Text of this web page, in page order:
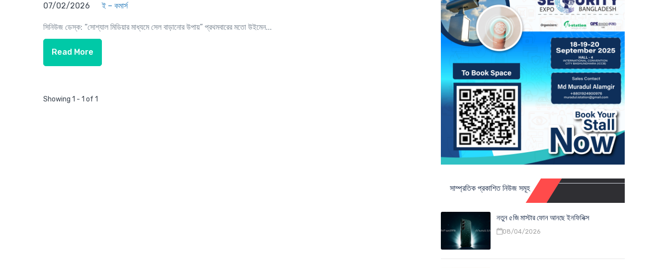
07/02/2026 ই – কমার্স
সিনিউজ ডেস্ক: “সোশ্যাল মিডিয়ার মাধ্যমে সেল বাড়ানোর উপায়” প্রথমবারের মতো উইমেন...
Read More
Showing 1 - 1 of 1
সাম্প্রতিক প্রকাশিত নিউজ সমূহ
নতুন ৫জি মাস্টার ফোন আনছে ইনফিনিক্স
08/04/2026